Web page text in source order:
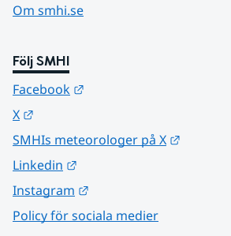
Om smhi.se
Följ SMHI
Facebook
X
SMHIs meteorologer på X
Linkedin
Instagram
Policy för sociala medier